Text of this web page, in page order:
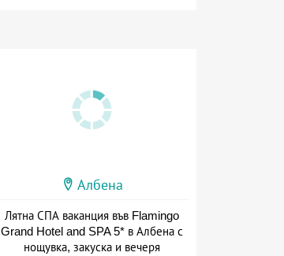
Албена
Лятна СПА ваканция във Flamingo
Grand Hotel and SPA 5* в Албена с
нощувка, закуска и вечеря